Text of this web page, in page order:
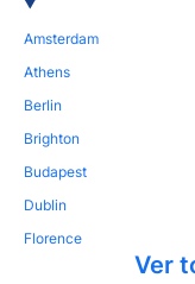
Amsterdam
Athens
Berlin
Brighton
Budapest
Dublin
Florence
Ver